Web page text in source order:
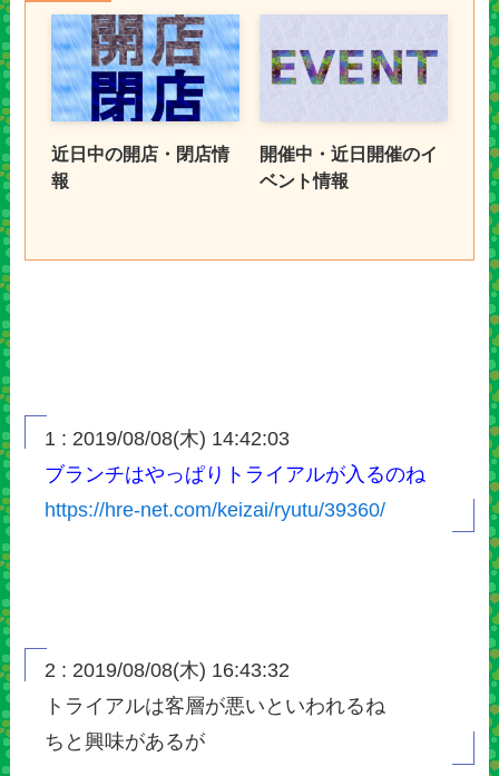
近日中の開店・閉店情
報
開催中・近日開催のイ
ベント情報
1 : 2019/08/08(木) 14:42:03
ブランチはやっぱりトライアルが入るのね
https://hre-net.com/keizai/ryutu/39360/
2 : 2019/08/08(木) 16:43:32
トライアルは客層が悪いといわれるね
ちと興味があるが